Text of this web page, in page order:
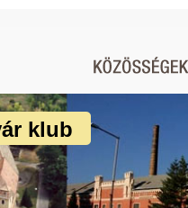
klub